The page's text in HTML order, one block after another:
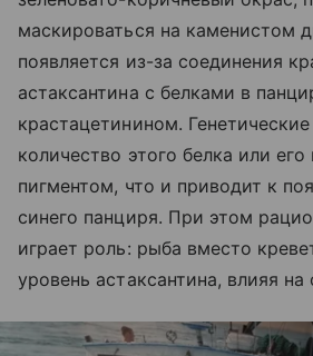
маскироваться на каменистом
появляется из-за соединения
астаксантина с белками в
крастацетинином.
количество этого белка или
пигментом, что и приводит к
синего панциря. При этом
играет роль: рыба вместо
уровень астаксантина, влияя на